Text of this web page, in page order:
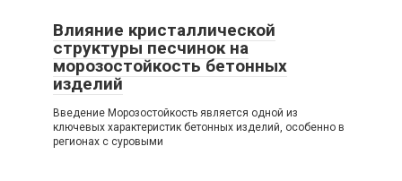
Влияние кристаллической
структуры песчинок на
морозостойкость бетонных
изделий
Введение Морозостойкость является одной из
ключевых характеристик бетонных изделий, особенно в
регионах с суровыми